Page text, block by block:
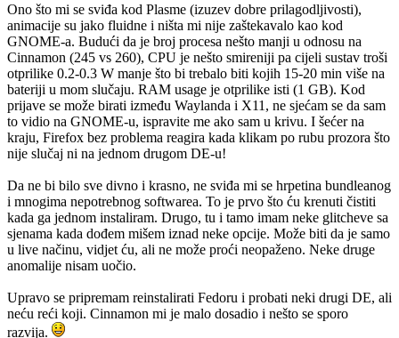
Ono što mi se sviđa kod Plasme (izuzev dobre prilagodljivosti),
animacije su jako fluidne i ništa mi nije zaštekavalo kao kod
GNOME-a. Budući da je broj procesa nešto manji u odnosu na
Cinnamon (245 vs 260), CPU je nešto smireniji pa cijeli sustav troši
otprilike 0.2-0.3 W manje što bi trebalo biti kojih 15-20 min više na
bateriji u mom slučaju. RAM usage je otprilike isti (1 GB). Kod
prijave se može birati između Waylanda i X11, ne sjećam se da sam
to vidio na GNOME-u, ispravite me ako sam u krivu. I šećer na
kraju, Firefox bez problema reagira kada klikam po rubu prozora što
nije slučaj ni na jednom drugom DE-u!
Da ne bi bilo sve divno i krasno, ne sviđa mi se hrpetina bundleanog
i mnogima nepotrebnog softwarea. To je prvo što ću krenuti čistiti
kada ga jednom instaliram. Drugo, tu i tamo imam neke glitcheve sa
sjenama kada dođem mišem iznad neke opcije. Može biti da je samo
u live načinu, vidjet ću, ali ne može proći neopaženo. Neke druge
anomalije nisam uočio.
Upravo se pripremam reinstalirati Fedoru i probati neki drugi DE, ali
neću reći koji. Cinnamon mi je malo dosadio i nešto se sporo
razvija.